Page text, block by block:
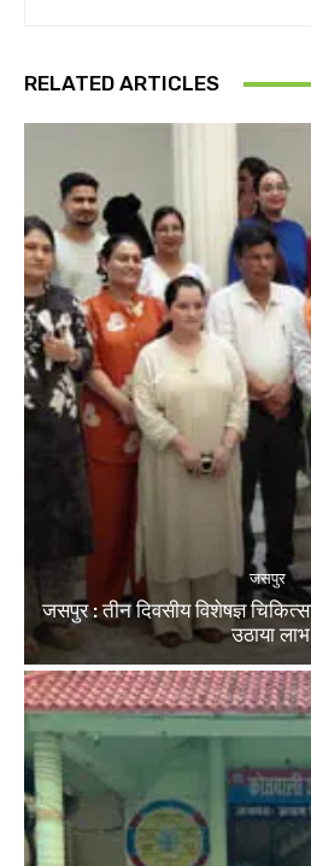
RELATED ARTICLES
जसपुर
जसपुर : तीन दिवसीय विशेषज्ञ
उठाया लाभ